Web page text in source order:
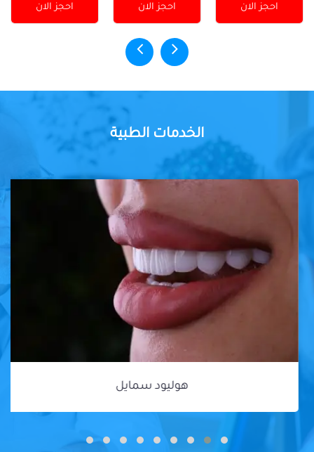
احجز الان احجز الان احجز الان
الخدمات الطبية
هوليود سمايل